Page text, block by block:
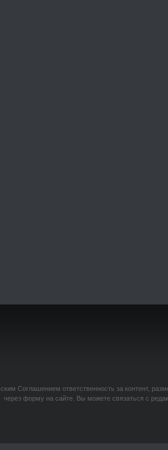
Соглашением ответственность за контент,
через форму на сайте. Вы можете связаться с